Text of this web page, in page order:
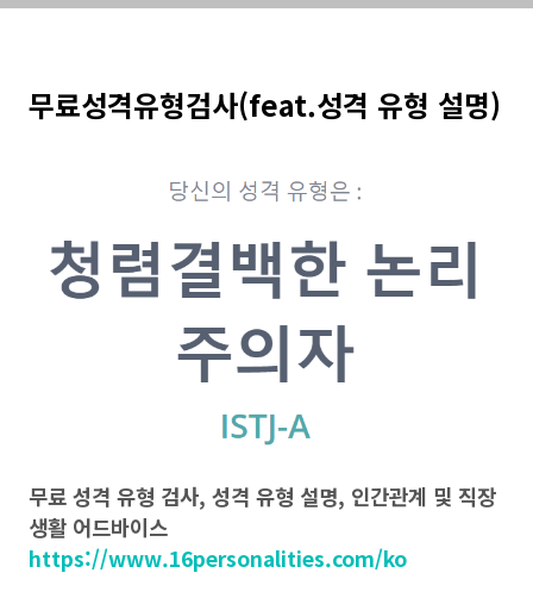
무료성격유형검사(feat.성격 유형 설명)
무료 성격 유형 검사, 성격 유형 설명, 인간관계 및 직장
생활 어드바이스
https://www.16personalities.com/ko